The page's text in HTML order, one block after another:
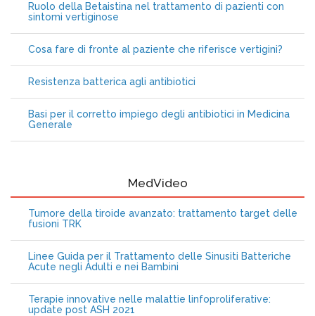
Ruolo della Betaistina nel trattamento di pazienti con
sintomi vertiginose
Cosa fare di fronte al paziente che riferisce vertigini?
Resistenza batterica agli antibiotici
Basi per il corretto impiego degli antibiotici in Medicina
Generale
MedVideo
Tumore della tiroide avanzato: trattamento target delle
fusioni TRK
Linee Guida per il Trattamento delle Sinusiti Batteriche
Acute negli Adulti e nei Bambini
Terapie innovative nelle malattie linfoproliferative:
update post ASH 2021